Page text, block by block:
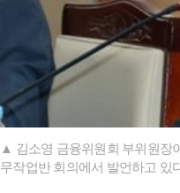
▲ 김소영 금융위원회 부위원장
무작업반 회의에서 발언하고 있